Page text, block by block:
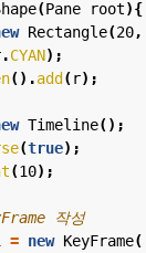
(Pane root){
Rectangle(20,
.CYAN);
().add (r);
Timeline();
(true);
(10);
작성
= new KeyFrame(